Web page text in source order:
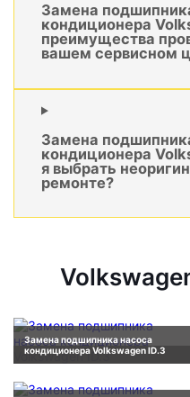
Замена
кондиционера
преимущества
вашем сервисном
Замена
кондиционера
я выбрать
ремонте?
Замена подшипника насоса
кондиционера Volkswagen ID.3